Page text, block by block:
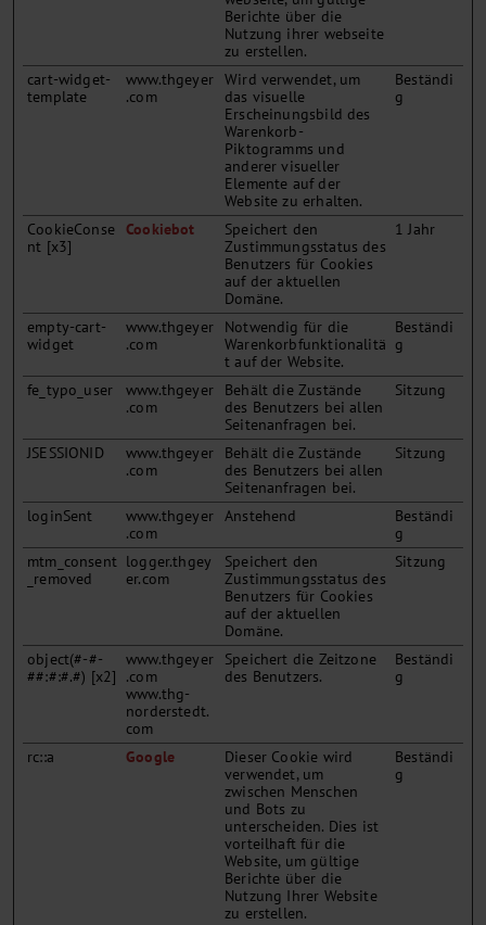
Berichte über die
Nutzung ihrer webseite
zu erstellen.
cart-widget-
template
www.thgeyer
.com
Wird verwendet, um
das visuelle
Erscheinungsbild des
Warenkorb-
Piktogramms und
anderer visueller
Elemente auf der
Website zu erhalten.
Beständi
g
CookieConse
nt [x3]
Cookiebot
Speichert den
Zustimmungsstatus des
Benutzers für Cookies
auf der aktuellen
Domäne.
1 Jahr
empty-cart-
widget
www.thgeyer
.com
Notwendig für die
Warenkorbfunktionalitä
t auf der Website.
Beständi
g
fe_typo_user
www.thgeyer
.com
Behält die Zustände
des Benutzers bei allen
Seitenanfragen bei.
Sitzung
JSESSIONID
www.thgeyer
.com
Behält die Zustände
des Benutzers bei allen
Seitenanfragen bei.
Sitzung
loginSent
www.thgeyer
.com
Anstehend
Beständi
g
mtm_consent
_removed
logger.thgey
er.com
Speichert den
Zustimmungsstatus des
Benutzers für Cookies
auf der aktuellen
Domäne.
Sitzung
object(#-#-
##:#:#.#) [x2]
www.thgeyer
.com
www.thg-
norderstedt.
com
Speichert die Zeitzone
des Benutzers.
Beständi
g
rc::a Google
Dieser Cookie wird
verwendet, um
zwischen Menschen
und Bots zu
unterscheiden. Dies ist
vorteilhaft für die
Website, um gültige
Berichte über die
Nutzung Ihrer Website
zu erstellen.
Beständi
g